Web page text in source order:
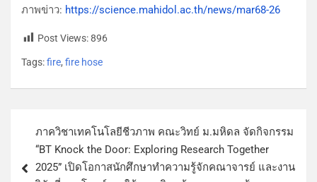
ภาพข่าว: https://science.mahidol.ac.th/news/mar68-26
Post Views:896
Tags:fire, fire hose
ภาควิชาเทคโนโลยีชีวภาพ คณะวิทย์ ม.มหิดล จัดกิจกรรม
“BT Knock the Door: Exploring Research Together
2025” เปิดโอกาสนักศึกษาทำความรู้จักคณาจารย์ และงาน